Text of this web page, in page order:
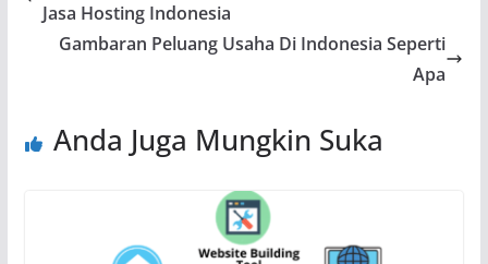
Jasa Hosting Indonesia
Gambaran Peluang Usaha Di Indonesia Seperti
Apa
Anda Juga Mungkin Suka